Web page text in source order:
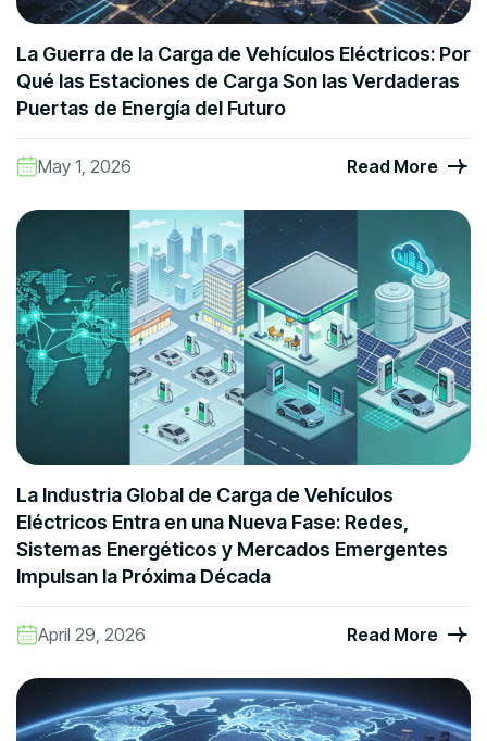
La Guerra de la Carga de Vehículos Eléctricos: Por
Qué las Estaciones de Carga Son las Verdaderas
Puertas de Energía del Futuro
May 1, 2026 Read More
La Industria Global de Carga de Vehículos
Eléctricos Entra en una Nueva Fase: Redes,
Sistemas Energéticos y Mercados Emergentes
Impulsan la Próxima Década
April 29, 2026 Read More